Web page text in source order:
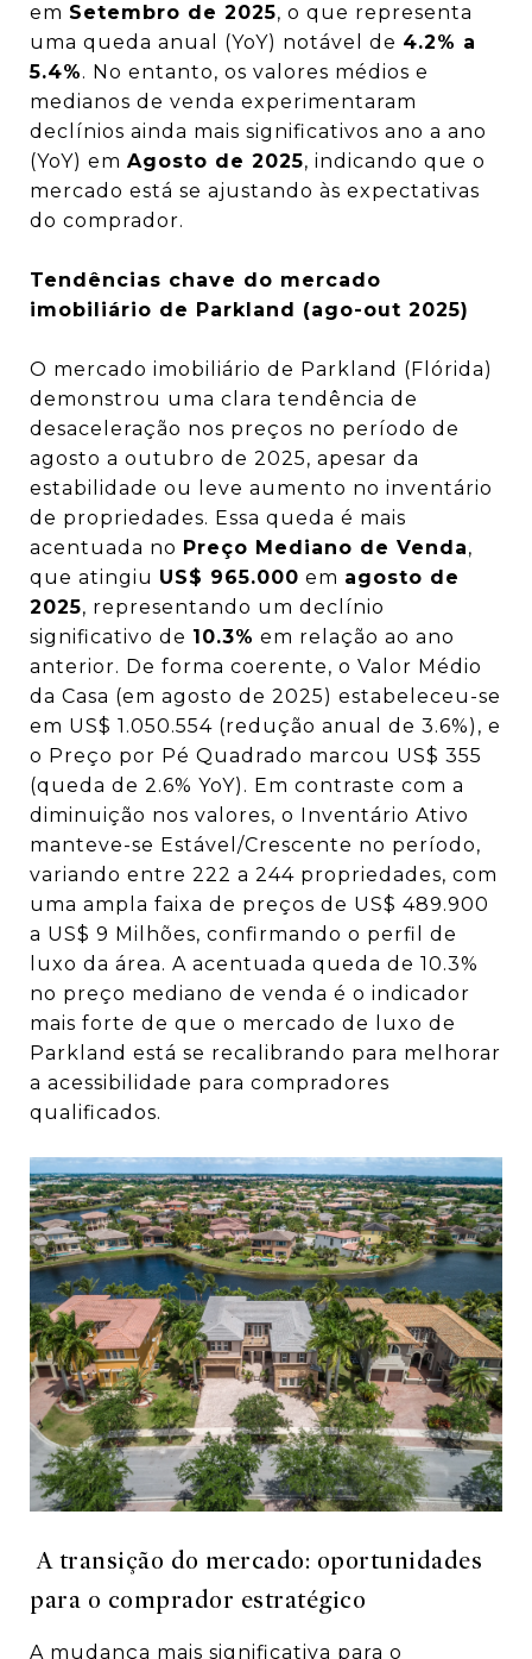
em Setembro de 2025, o que representa
uma queda anual (YoY) notável de 4.2% a
5.4%. No entanto, os valores médios e
medianos de venda experimentaram
declínios ainda mais significativos ano a ano
(YoY) em Agosto de 2025, indicando que o
mercado está se ajustando às expectativas
do comprador.
Tendências chave do mercado
imobiliário de Parkland (ago-out 2025)
O mercado imobiliário de Parkland (Flórida)
demonstrou uma clara tendência de
desaceleração nos preços no período de
agosto a outubro de 2025, apesar da
estabilidade ou leve aumento no inventário
de propriedades. Essa queda é mais
acentuada no Preço Mediano de Venda,
que atingiu US$ 965.000 em agosto de
2025, representando um declínio
significativo de 10.3% em relação ao ano
anterior. De forma coerente, o Valor Médio
da Casa (em agosto de 2025) estabeleceu-se
em US$ 1.050.554 (redução anual de 3.6%), e
o Preço por Pé Quadrado marcou US$ 355
(queda de 2.6% YoY). Em contraste com a
diminuição nos valores, o Inventário Ativo
manteve-se Estável/Crescente no período,
variando entre 222 a 244 propriedades, com
uma ampla faixa de preços de US$ 489.900
a US$ 9 Milhões, confirmando o perfil de
luxo da área. A acentuada queda de 10.3%
no preço mediano de venda é o indicador
mais forte de que o mercado de luxo de
Parkland está se recalibrando para melhorar
a acessibilidade para compradores
qualificados.
A transição do mercado: oportunidades
para o comprador estratégico
A mudança mais significativa para o